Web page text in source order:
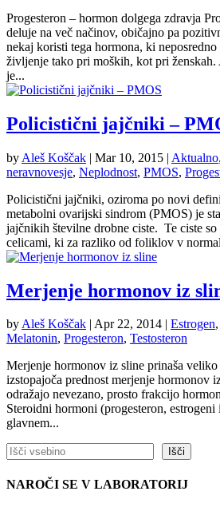
Progesteron – hormon dolgega zdravja
deluje na več načinov, običajno pa
nekaj koristi tega hormona, ki
življenje tako pri moških, kot pri ženskah.
je...
Policistični jajčniki –
by Aleš Koščak | Mar 10, 2015 | Aktualno,
neravnovesje, Neplodnost, PMOS,
Policistični jajčniki, oziroma po novi
metabolni ovarijski sindrom (PMOS) je
jajčnikih številne drobne ciste. Te ciste
celicami, ki za razliko od foliklov v
Merjenje hormonov iz
byAleš Koščak | Apr 22, 2014 | Estrogen,
Melatonin, Progesteron, Testosteron
Merjenje hormonov iz sline prinaša
izstopajoča prednost merjenje hormonov
odražajo nevezano, prosto frakcijo
Steroidni hormoni (progesteron,
glavnem...
Išči
Išči
NAROČI SE V LABORATORIJ